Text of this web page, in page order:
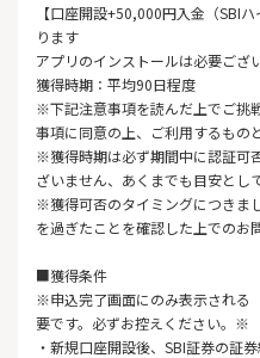
【口座開設+50,000円入金（SBI
ります
アプリのインストールは必要ござ
獲得時期：平均90日程度
※下記注意事項を読んだ上でご挑
事項に同意の上、ご利用するもの
※獲得時期は必ず期間中に認証可
ざいません、あくまでも目安と
※獲得可否のタイミングにつきま
を過ぎたことを確認した上での
■獲得条件
※申込完了画面にのみ表示される
要です。必ずお控えください。※
・新規口座開設後、SBI証券の証